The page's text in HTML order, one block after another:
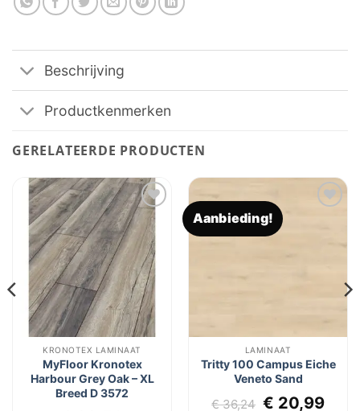
Beschrijving
Productkenmerken
GERELATEERDE PRODUCTEN
Toevoegen
aan
verlanglijst
KRONOTEX LAMINAAT
MyFloor Kronotex
Harbour Grey Oak – XL
Breed D 3572
Aanbieding!
LAMINAAT
Tritty 100 Campus Eiche
Veneto Sand
€36,24 € 20,99